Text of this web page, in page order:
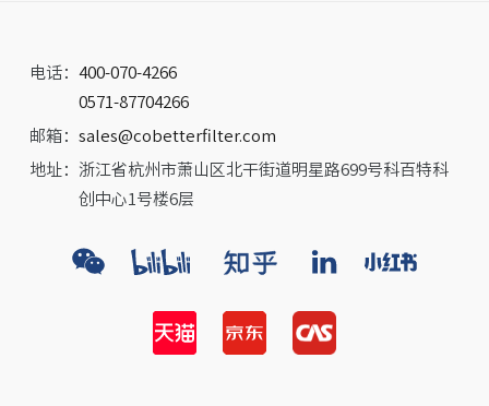
电话： 400-070-4266
0571-87704266
邮箱： sales@cobetterfilter.com
地址： 浙江省杭州市萧山区北干街道明星路699号科百特科
创中心1号楼6层